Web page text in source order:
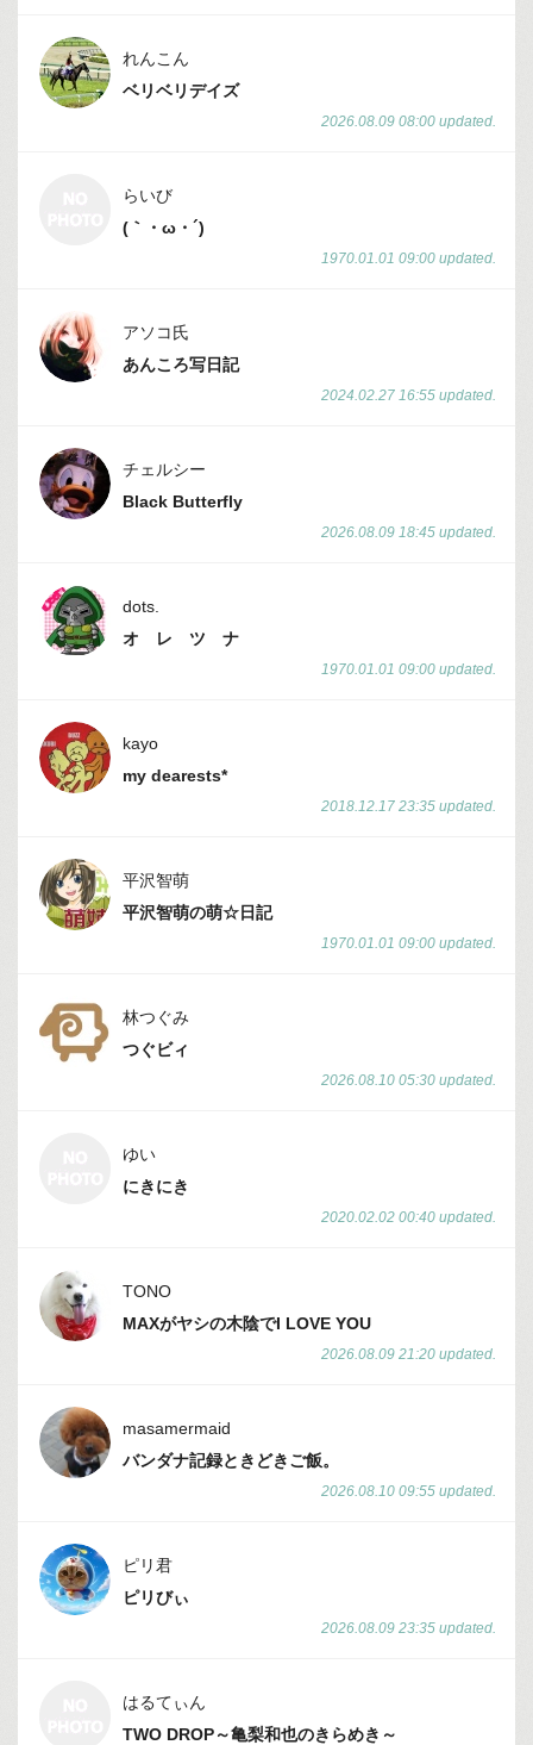
れんこん
ベリベリデイズ
2026.08.09 08:00 updated.
らいび
(｀・ω・´)
1970.01.01 09:00 updated.
アソコ氏
あんころ写日記
2024.02.27 16:55 updated.
チェルシー
Black Butterfly
2026.08.09 18:45 updated.
dots.
オ レ ツ ナ
1970.01.01 09:00 updated.
kayo
my dearests*
2018.12.17 23:35 updated.
平沢智萌
平沢智萌の萌☆日記
1970.01.01 09:00 updated.
林つぐみ
つぐビィ
2026.08.10 05:30 updated.
ゆい
にきにき
2020.02.02 00:40 updated.
TONO
MAXがヤシの木陰でI LOVE YOU
2026.08.09 21:20 updated.
masamermaid
バンダナ記録ときどきご飯。
2026.08.10 09:55 updated.
ピリ君
ピリびぃ
2026.08.09 23:35 updated.
はるてぃん
TWO DROP～亀梨和也のきらめき～